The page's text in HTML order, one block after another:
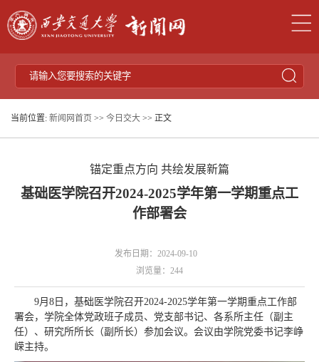
当前位置: 新闻网首页 >> 今日交大 >> 正文
锚定重点方向 共绘发展新篇
基础医学院召开2024-2025学年第一学期重点工
作部署会
发布日期：2024-09-10
浏览量： 244
9月8日，基础医学院召开2024-2025学年第一学期重点工作部
署会，学院全体党政班子成员、党支部书记、各系所主任（副主
任）、研究所所长（副所长）参加会议。会议由学院党委书记李峥
嵘主持。